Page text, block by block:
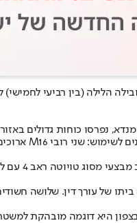
הלילה (בין רביעי
נפרסו כוחות גדולים
פי החשד נועדו לביצוע החיסול ולהימלטות מהירה.
של עורך דין. שלושה
היא דוגמה מובהקת